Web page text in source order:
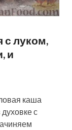
с луком,
и
каша
с